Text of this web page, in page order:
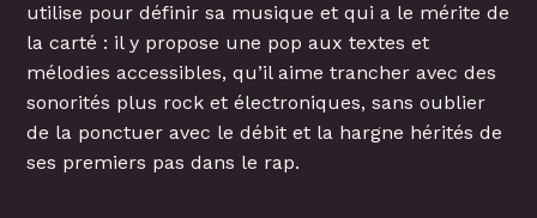
utilise pour définir sa musique et qui a le mérite de
la carté : il y propose une pop aux textes et
mélodies accessibles, qu’il aime trancher avec des
sonorités plus rock et électroniques, sans oublier
de la ponctuer avec le débit et la hargne hérités de
ses premiers pas dans le rap.